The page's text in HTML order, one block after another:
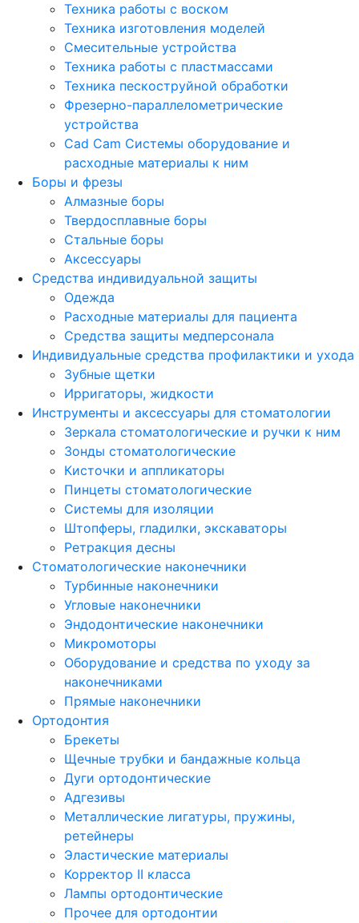
Техника работы с воском
Техника изготовления моделей
Смесительные устройства
Техника работы с пластмассами
Техника пескоструйной обработки
Фрезерно-параллелометрические
устройства
Cad Cam Системы оборудование и
расходные материалы к ним
Боры и фрезы
Алмазные боры
Твердосплавные боры
Стальные боры
Аксессуары
Средства индивидуальной защиты
Одежда
Расходные материалы для пациента
Средства защиты медперсонала
Индивидуальные средства профилактики и ухода
Зубные щетки
Ирригаторы, жидкости
Инструменты и аксессуары для стоматологии
Зеркала стоматологические и ручки к ним
Зонды стоматологические
Кисточки и аппликаторы
Пинцеты стоматологические
Системы для изоляции
Штопферы, гладилки, экскаваторы
Ретракция десны
Стоматологические наконечники
Турбинные наконечники
Угловые наконечники
Эндодонтические наконечники
Микромоторы
Оборудование и средства по уходу за
наконечниками
Прямые наконечники
Ортодонтия
Брекеты
Щечные трубки и бандажные кольца
Дуги ортодонтические
Адгезивы
Металлические лигатуры, пружины,
ретейнеры
Эластические материалы
Корректор II класса
Лампы ортодонтические
Прочее для ортодонтии